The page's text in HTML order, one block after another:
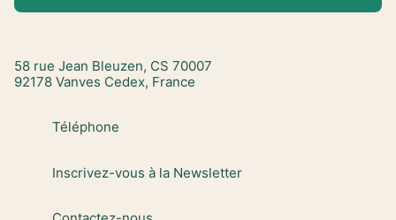
58 rue Jean Bleuzen, CS 70007
92178 Vanves Cedex, France
Téléphone
Inscrivez-vous à la Newsletter